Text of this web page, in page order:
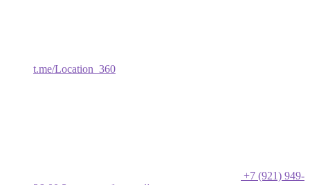
t.me/Location_360
+7 (921) 949-